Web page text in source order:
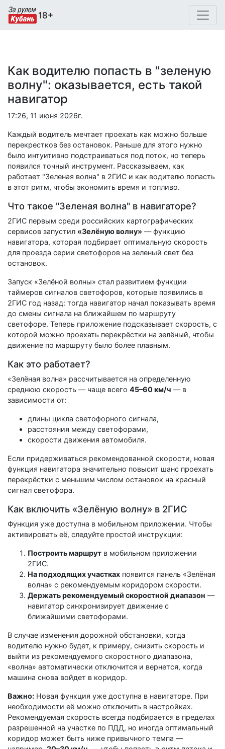
Как водителю попасть в "зеленую
волну": оказывается, есть такой
навигатор
17:26, 11 июня 2026г.
Каждый водитель мечтает проехать как можно больше
перекрестков без остановок. Раньше для этого нужно
было интуитивно подстраиваться под поток, но теперь
появился точный инструмент. Рассказываем, как
работает "Зеленая волна" в 2ГИС и как водителю попасть
в этот ритм, чтобы экономить время и топливо.
Что такое "Зеленая волна" в навигаторе?
2ГИС первым среди российских картографических
сервисов запустил «Зелёную волну» — функцию
навигатора, которая подбирает оптимальную скорость
для проезда серии светофоров на зеленый свет без
остановок.
Запуск «Зелёной волны» стал развитием функции
таймеров сигналов светофоров, которые появились в
2ГИС год назад: тогда навигатор начал показывать время
до смены сигнала на ближайшем по маршруту
светофоре. Теперь приложение подсказывает скорость, с
которой можно проехать перекрёстки на зелёный, чтобы
движение по маршруту было более плавным.
Как это работает?
«Зелёная волна» рассчитывается на определенную
среднюю скорость — чаще всего 45–60 км/ч — в
зависимости от:
длины цикла светофорного сигнала,
расстояния между светофорами,
скорости движения автомобиля.
Если придерживаться рекомендованной скорости, новая
функция навигатора значительно повысит шанс проехать
перекрёстки с меньшим числом остановок на красный
сигнал светофора.
Как включить «Зелёную волну» в 2ГИС
Функция уже доступна в мобильном приложении. Чтобы
активировать её, следуйте простой инструкции:
Построить маршрут в мобильном приложении
2ГИС.
На подходящих участках появится панель «Зелёная
волна» с рекомендуемым коридором скорости.
Держать рекомендуемый скоростной диапазон —
навигатор синхронизирует движение с
ближайшими светофорами.
В случае изменения дорожной обстановки, когда
водителю нужно будет, к примеру, снизить скорость и
выйти из рекомендуемого скоростного диапазона,
«волна» автоматически отключится и вернется, когда
машина снова войдет в коридор.
Важно: Новая функция уже доступна в навигаторе. При
необходимости её можно отключить в настройках.
Рекомендуемая скорость всегда подбирается в пределах
разрешенной на участке по ПДД, но иногда оптимальный
коридор может быть ниже привычного темпа —